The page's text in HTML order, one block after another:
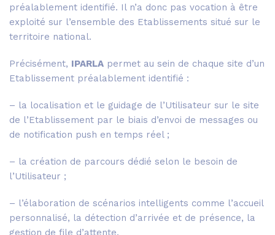
préalablement identifié. Il n’a donc pas vocation à être
exploité sur l’ensemble des Etablissements situé sur le
territoire national.
Précisément, IPARLA permet au sein de chaque site d’un
Etablissement préalablement identifié :
– la localisation et le guidage de l’Utilisateur sur le site
de l’Etablissement par le biais d’envoi de messages ou
de notification push en temps réel ;
– la création de parcours dédié selon le besoin de
l’Utilisateur ;
– l’élaboration de scénarios intelligents comme l’accueil
personnalisé, la détection d’arrivée et de présence, la
gestion de file d’attente.